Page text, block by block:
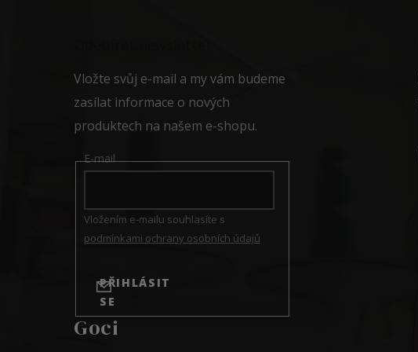
Vložte svůj e-mail a my vám budeme
zasílat informace o nových
produktech na našem e-shopu.
E-mail
Vložením e-mailu souhlasíte s
podmínkami ochrany osobních údajů
PŘIHLÁSIT
SE
Goci